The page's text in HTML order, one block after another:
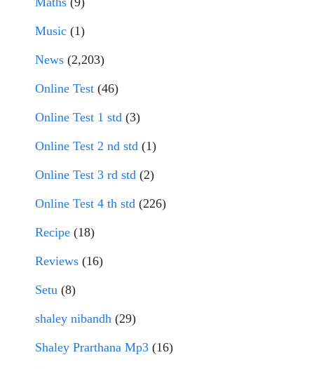
Music (1)
News (2,203)
Online Test (46)
Online Test 1 std (3)
Online Test 2 nd std (1)
Online Test 3 rd std (2)
Online Test 4 th std (226)
Recipe (18)
Reviews (16)
Setu (8)
shaley nibandh (29)
Shaley Prarthana Mp3 (16)